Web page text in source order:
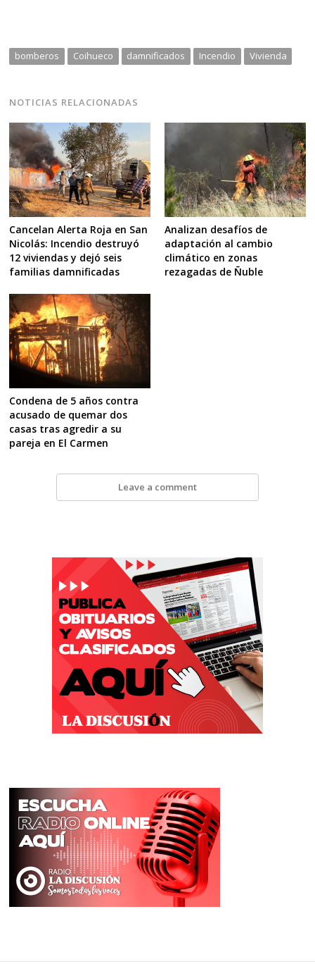
bomberos Coihueco damnificados Incendio Vivienda
NOTICIAS RELACIONADAS
Cancelan Alerta Roja en San
Nicolás: Incendio destruyó
12 viviendas y dejó seis
familias damnificadas
Analizan desafíos de
adaptación al cambio
climático en zonas
rezagadas de Ñuble
Condena de 5 años contra
acusado de quemar dos
casas tras agredir a su
pareja en El Carmen
Leave a comment
Navegación
de
entradas